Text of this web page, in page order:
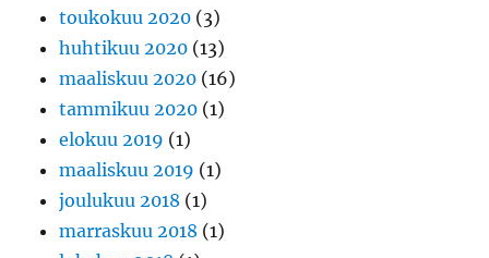
toukokuu 2020 (3)
huhtikuu 2020 (13)
maaliskuu 2020 (16)
tammikuu 2020 (1)
elokuu 2019 (1)
maaliskuu 2019 (1)
joulukuu 2018 (1)
marraskuu 2018 (1)